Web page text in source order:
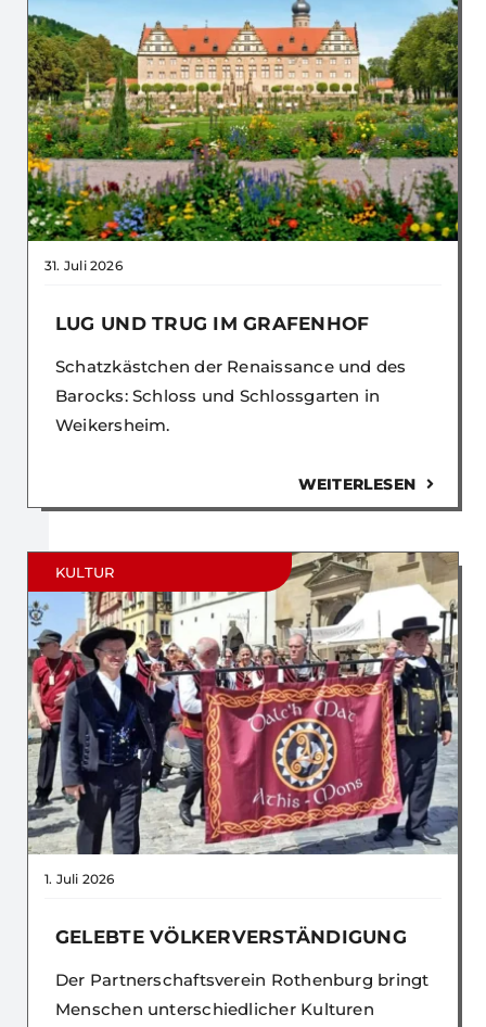
31. Juli 2026
LUG UND TRUG IM GRAFENHOF
Schatzkästchen der Renaissance und des
Barocks: Schloss und Schlossgarten in
Weikersheim.
WEITERLESEN
KULTUR
1. Juli 2026
GELEBTE VÖLKERVERSTÄNDIGUNG
Der Partnerschaftsverein Rothenburg bringt
Menschen unterschiedlicher Kulturen